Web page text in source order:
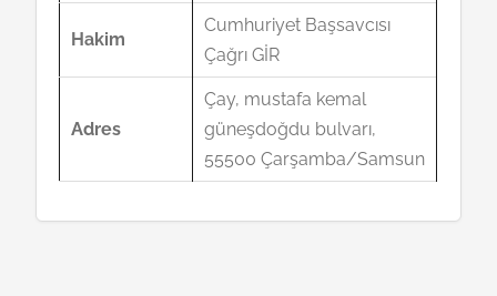
Hakim
Cumhuriyet Başsavcısı
Çağrı GİR
Adres
Çay, mustafa kemal
güneşdoğdu bulvarı,
55500 Çarşamba/Samsun